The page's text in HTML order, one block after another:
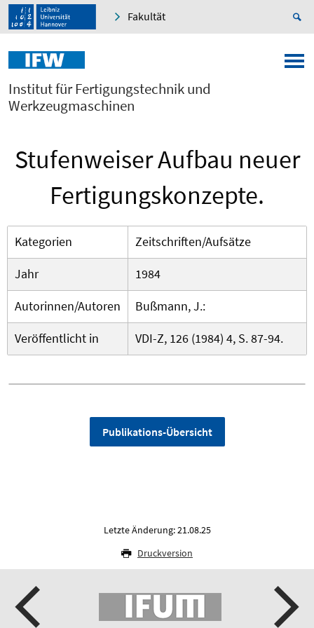
Fakultät
Institut für Fertigungstechnik und
Werkzeugmaschinen
Stufenweiser Aufbau neuer
Fertigungskonzepte.
Kategorien
Zeitschriften/Aufsätze
Jahr
1984
Autorinnen/Autoren
Bußmann, J.:
Veröffentlicht in
VDI-Z, 126 (1984) 4, S. 87-94.
Publikations-Übersicht
Letzte Änderung: 21.08.25
Druckversion